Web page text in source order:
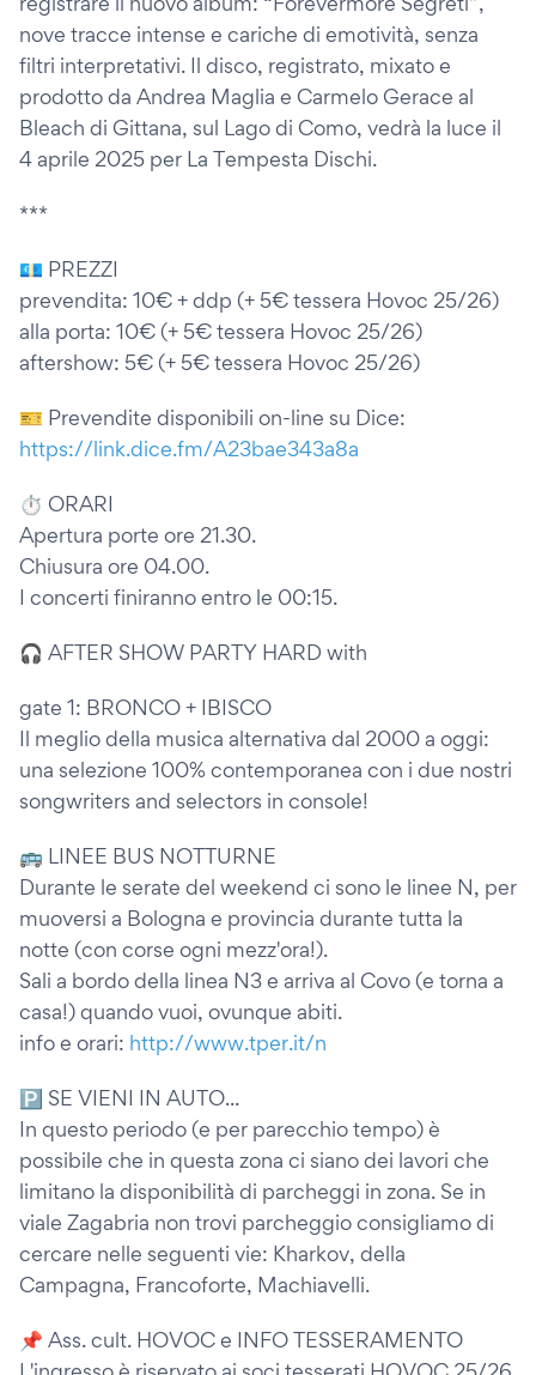
nove tracce intense e cariche di emotività, senza
filtri interpretativi. Il disco, registrato, mixato e
prodotto da Andrea Maglia e Carmelo Gerace al
Bleach di Gittana, sul Lago di Como, vedrà la luce il
4 aprile 2025 per La Tempesta Dischi.
***
💶 PREZZI
prevendita: 10€ + ddp (+ 5€ tessera Hovoc 25/26)
alla porta: 10€ (+ 5€ tessera Hovoc 25/26)
aftershow: 5€ (+ 5€ tessera Hovoc 25/26)
🎫 Prevendite disponibili on-line su Dice:
https://link.dice.fm/A23bae343a8a
⏱ ORARI
Apertura porte ore 21.30.
Chiusura ore 04.00.
I concerti finiranno entro le 00:15.
🎧 AFTER SHOW PARTY HARD with
gate 1: BRONCO + IBISCO
Il meglio della musica alternativa dal 2000 a oggi:
una selezione 100% contemporanea con i due nostri
songwriters and selectors in console!
🚌 LINEE BUS NOTTURNE
Durante le serate del weekend ci sono le linee N, per
muoversi a Bologna e provincia durante tutta la
notte (con corse ogni mezz'ora!).
Sali a bordo della linea N3 e arriva al Covo (e torna a
casa!) quando vuoi, ovunque abiti.
info e orari: http://www.tper.it/n
🅿 SE VIENI IN AUTO...
In questo periodo (e per parecchio tempo) è
possibile che in questa zona ci siano dei lavori che
limitano la disponibilità di parcheggi in zona. Se in
viale Zagabria non trovi parcheggio consigliamo di
cercare nelle seguenti vie: Kharkov, della
Campagna, Francoforte, Machiavelli.
📌 Ass. cult. HOVOC e INFO TESSERAMENTO